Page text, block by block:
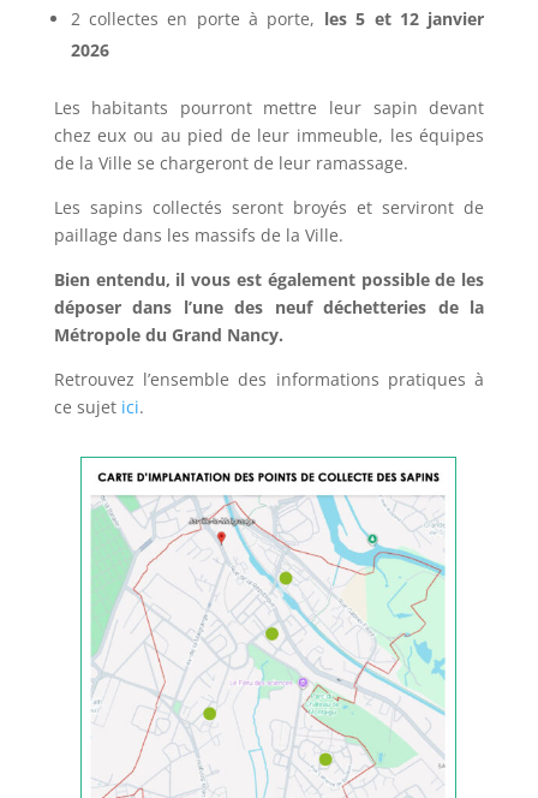
2 collectes en porte à porte, les 5 et 12 janvier
2026
Les habitants pourront mettre leur sapin devant
chez eux ou au pied de leur immeuble, les équipes
de la Ville se chargeront de leur ramassage.
Les sapins collectés seront broyés et serviront de
paillage dans les massifs de la Ville.
Bien entendu, il vous est également possible de les
déposer dans l’une des neuf déchetteries de la
Métropole du Grand Nancy.
Retrouvez l’ensemble des informations pratiques à
ce sujet ici.